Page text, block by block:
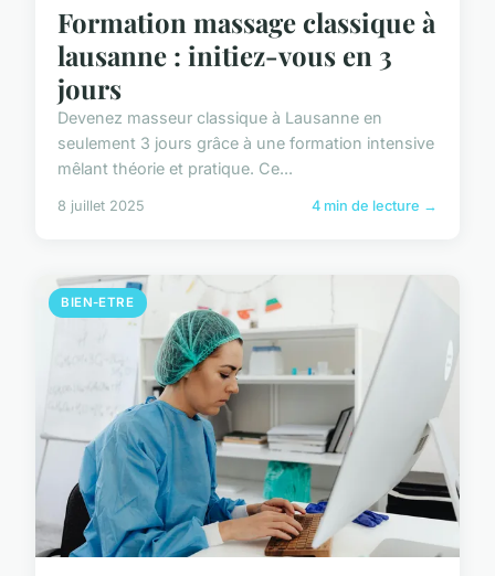
Formation massage classique à
lausanne : initiez-vous en 3
jours
Devenez masseur classique à Lausanne en
seulement 3 jours grâce à une formation intensive
mêlant théorie et pratique. Ce...
8 juillet 2025 4 min de lecture →
BIEN-ETRE